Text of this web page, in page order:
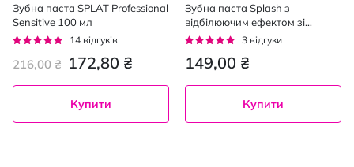
Зубна паста SPLAT Professional
Sensitive 100 мл
Рейтинг:
14 відгуків
172,80 ₴
216,00 ₴
Купити
Зубна паста Splash з
відбілюючим ефектом зі
смаком ванілі та лаванди 100
Рейтинг:
3 відгуки
149,00 ₴
Купити